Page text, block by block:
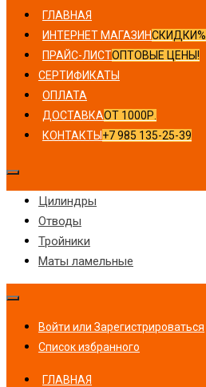
ГЛАВНАЯ
ИНТЕРНЕТ МАГАЗИНСКИДКИ%
ПРАЙС-ЛИСТОПТОВЫЕ ЦЕНЫ!
СЕРТИФИКАТЫ
ОПЛАТА
ДОСТАВКАОТ 1000Р.
КОНТАКТЫ +7 985 135-25-39
Цилиндры
Отводы
Тройники
Маты ламельные
Войти или Зарегистрироваться
Список избранного
ГЛАВНАЯ